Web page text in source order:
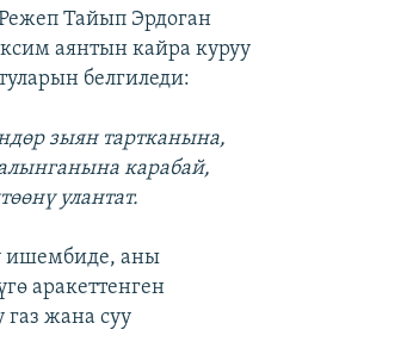
Тайып Эрдоган
аянтын кайра куруу
белгиледи:
зыян тартканына,
карабай,
улантат.
ишембиде, аны
аракеттенген
жана суу